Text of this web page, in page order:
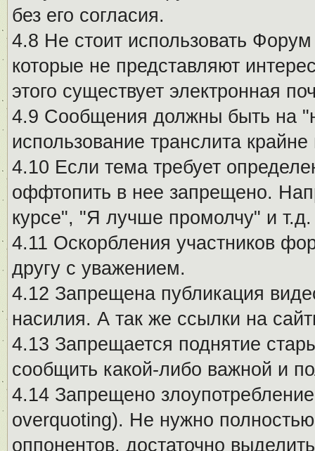
без его согласия.
4.8 Не стоит использовать
которые не представляют
этого существует электронная
4.9 Сообщения должны быть на
использование транслита
4.10 Если тема требует
оффтопить в нее запрещено.
курсе", "Я лучше промолчу" и
4.11 Оскорбления участников
другу с уважением.
4.12 Запрещена публикация
насилия. А так же ссылки на
4.13 Запрещается поднятие
сообщить какой-либо важной и
4.14 Запрещено
overquoting). Не нужно
оппонентов, достаточно